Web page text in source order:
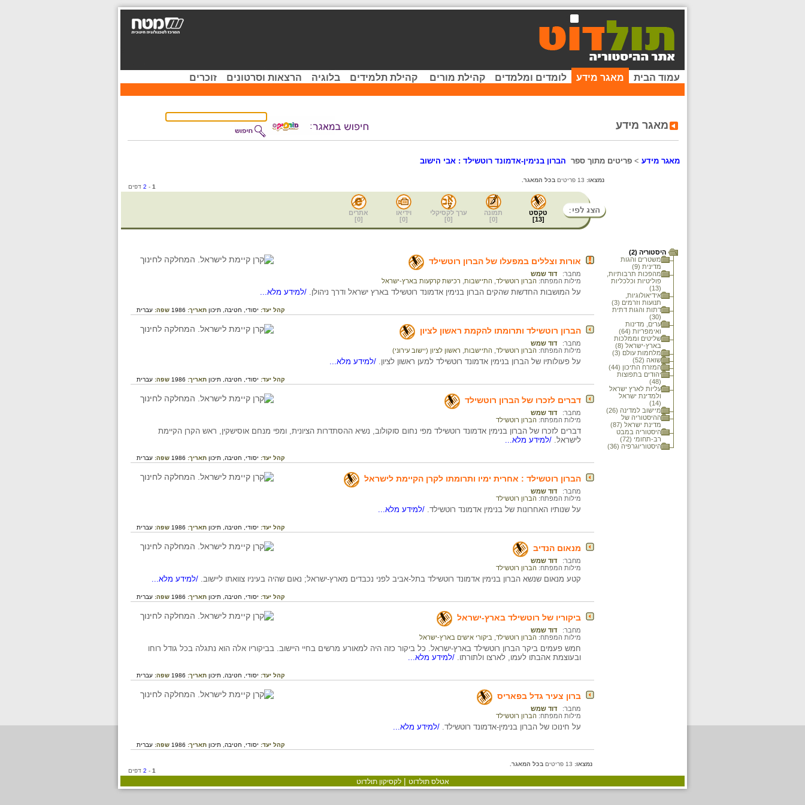
עמוד הבית מאגר מידע לומדים ומלמדים קהילת מורים קהילת תלמידים בלוגיה הרצאות וסרטונים זוכרים
מאגר מידע
מאגר מידע > פריטים מתוך ספר הברון בנימין-אדמונד רוטשילד : אבי הישוב
נמצאו:
בכל המאגר.
1
-
2 דפים
טקסט
[
13
]
תמונה
[
0
]
ערך לקסיקלי
[
0
]
וידיאו
[
0
]
אתרים
[
0
]
היסטוריה (2)
משטרים והגות
מדינית (9)
מהפכות תרבותיות,
פוליטיות וכלכליות
(13)
אידיאולוגיות,
תנועות וזרמים (3)
דתות והגות דתית
(30)
ערים, מדינות
ואימפריות (64)
שליטים וממלכות
בארץ-ישראל (8)
מלחמות עולם (3)
שואה (52)
המזרח התיכון (44)
יהודים בתפוצות
(48)
עליות לארץ ישראל
ולמדינת ישראל
(14)
מיישוב למדינה (26)
ההיסטוריה של
מדינת ישראל (87)
היסטוריה במבט
רב-תחומי (72)
היסטוריוגרפיה (36)
אורות וצללים במפעלו של הברון רוטשילד
מחבר:
דוד שמש
מילות המפתח: הברון רוטשילד התיישבות רכישת קרקעות בארץ-ישראל
על המושבות החדשות שהקים הברון בנימין אדמונד רוטשילד בארץ ישראל ודרך ניהולן. /למידע מלא...
קהל יעד: יסודי, חטיבה, תיכון תאריך: 1986 שפה: עברית
הברון רוטשילד ותרומתו להקמת ראשון לציון
מחבר:
דוד שמש
מילות המפתח: הברון רוטשילד התיישבות ראשון לציון (יישוב עירוני)
על פעולותיו של הברון בנימין אדמונד רוטשילד למען ראשון לציון. /למידע מלא...
קהל יעד: יסודי, חטיבה, תיכון תאריך: 1986 שפה: עברית
דברים לזכרו של הברון רוטשילד
מחבר:
דוד שמש
מילות המפתח: הברון רוטשילד
דברים לזכרו של הברון בנימין אדמונד רוטשילד מפי נחום סוקולוב, נשיא ההסתדרות הציונית, ומפי מנחם אוסישקין, ראש הקרן הקיימת
לישראל. /למידע מלא...
קהל יעד: יסודי, חטיבה, תיכון תאריך: 1986 שפה: עברית
הברון רוטשילד : אחרית ימיו ותרומתו לקרן הקיימת לישראל
מחבר:
דוד שמש
מילות המפתח: הברון רוטשילד
על שנותיו האחרונות של בנימין אדמונד רוטשילד. /למידע מלא...
קהל יעד: יסודי, חטיבה, תיכון תאריך: 1986 שפה: עברית
מנאום הנדיב
מחבר:
דוד שמש
מילות המפתח: הברון רוטשילד
קטע מנאום שנשא הברון בנימין אדמונד רוטשילד בתל-אביב לפני נכבדים מארץ-ישראל; נאום שהיה בעיניו צוואתו ליישוב. /למידע מלא...
קהל יעד: יסודי, חטיבה, תיכון תאריך: 1986 שפה: עברית
ביקוריו של רוטשילד בארץ-ישראל
מחבר:
דוד שמש
מילות המפתח: הברון רוטשילד ביקורי אישים בארץ-ישראל
חמש פעמים ביקר הברון רוטשילד בארץ-ישראל. כל ביקור כזה היה למאורע מרשים בחיי היישוב. בביקוריו אלה הוא נתגלה בכל גודל רוחו
ובעוצמת אהבתו לעמו, לארצו ולתורתו. /למידע מלא...
קהל יעד: יסודי, חטיבה, תיכון תאריך: 1986 שפה: עברית
ברון צעיר גדל בפאריס
מחבר:
דוד שמש
מילות המפתח: הברון רוטשילד
על חינוכו של הברון בנימין-אדמונד רוטשילד. /למידע מלא...
קהל יעד: יסודי, חטיבה, תיכון תאריך: 1986 שפה: עברית
נמצאו:
בכל המאגר.
1
-
2 דפים
אטלס תולדוט |לקסיקון תולדוט